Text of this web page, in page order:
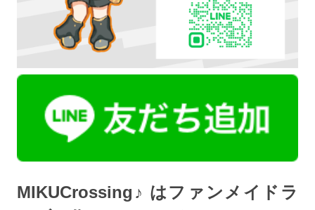
MIKUCrossing♪ はファンメイドラ